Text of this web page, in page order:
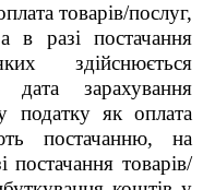
товарів/послуг,
в разі постачання
здійснюється
зарахування
податку як оплата
постачанню, на
постачання товарів/